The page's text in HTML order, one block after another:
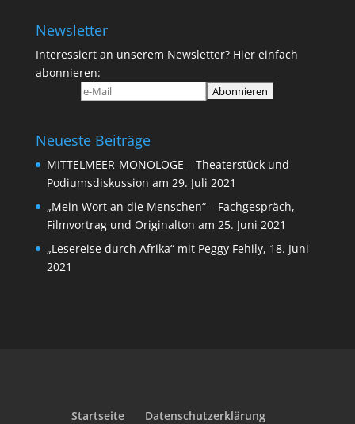
Newsletter
Interessiert an unserem Newsletter? Hier einfach
abonnieren:
Neueste Beiträge
MITTELMEER-MONOLOGE – Theaterstück und
Podiumsdiskussion am 29. Juli 2021
„Mein Wort an die Menschen“ – Fachgespräch,
Filmvortrag und Originalton am 25. Juni 2021
„Lesereise durch Afrika“ mit Peggy Fehily, 18. Juni
2021
Startseite
Datenschutzerklärung